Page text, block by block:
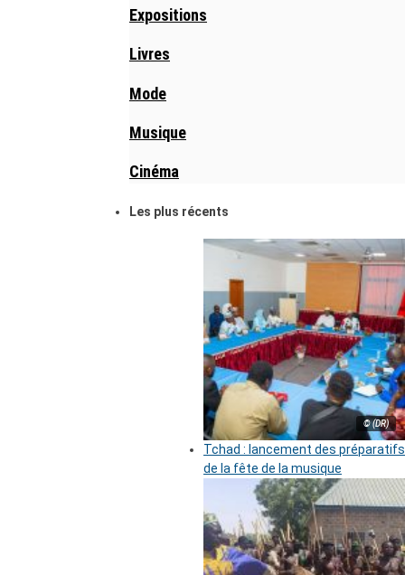
Expositions
Livres
Mode
Musique
Cinéma
Les plus récents
© (DR)
Tchad : lancement des préparatifs
de la fête de la musique